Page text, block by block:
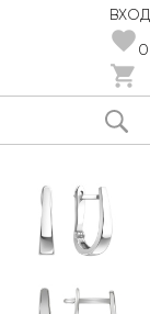
ВХОД
0